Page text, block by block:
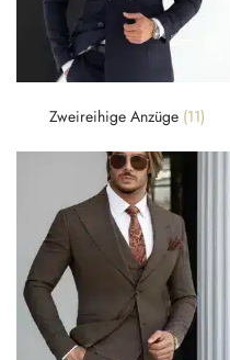
Zweireihige Anzüge (11)